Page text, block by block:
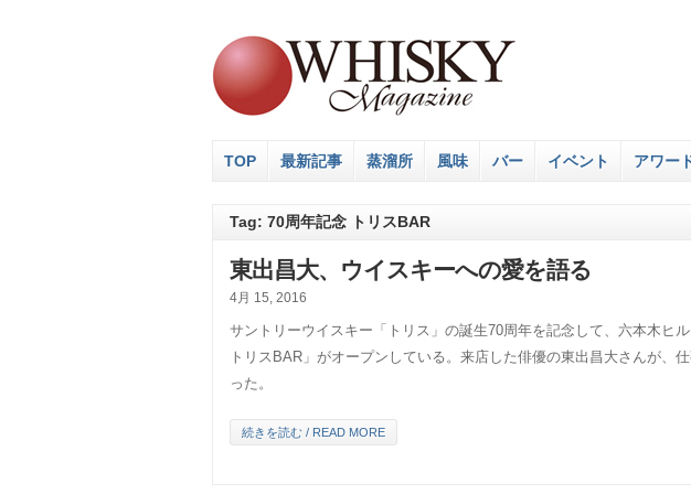
TOP 最新記事 蒸溜所 風味 バー イベント アワー
Tag: 70周年記念 トリスBAR
東出昌大、ウイスキーへの愛を語る
4月 15, 2016
サントリーウイスキー「トリス」の誕生70周年を記念して、六本木ヒ
トリスBAR」がオープンしている。来店した俳優の東出昌大さんが、
った。
続きを読む / READ MORE